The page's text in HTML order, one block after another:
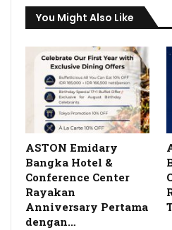
You Might Also Like
ASTON Emidary
Bangka Hotel &
Conference Center
Rayakan
Anniversary Pertama
dengan…